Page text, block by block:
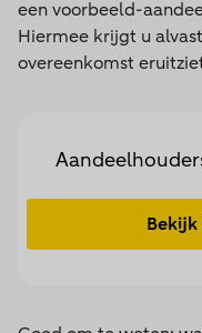
een voorbeeld-
Hiermee krijgt u
overeenkomst